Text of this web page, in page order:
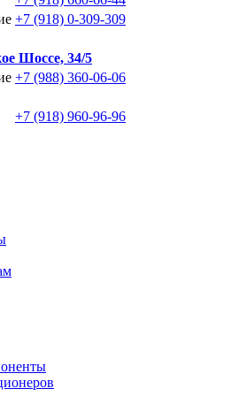
+7 (918) 0-309-309
Шоссе, 34/5
+7 (988) 360-06-06
+7 (918) 960-96-96